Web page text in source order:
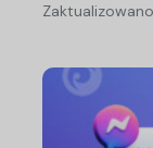
Zaktualizowano